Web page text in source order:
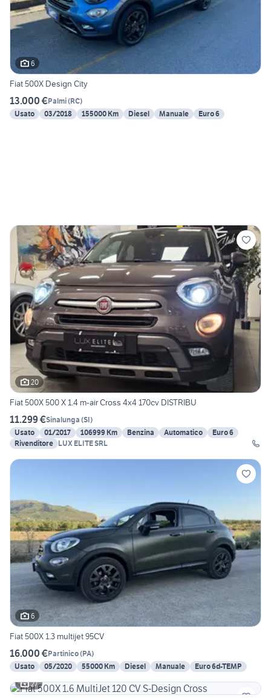
6
Fiat 500X Design City
13.000 €Palmi(RC)
Usato
03/2018 155000 Km Diesel Manuale Euro 6
20
Fiat 500X 500 X 1.4 m-air Cross 4x4 170cv DISTRIBU
11.299 €Sinalunga (SI)
Usato
01/2017 106999 Km Benzina Automatico
Euro 6
Rivenditore LUX ELITE SRL
6
Fiat 500X 1.3 multijet 95CV
16.000 €Partinico(PA)
Usato
05/2020 55000 Km Diesel Manuale
Euro 6d-TEMP
27